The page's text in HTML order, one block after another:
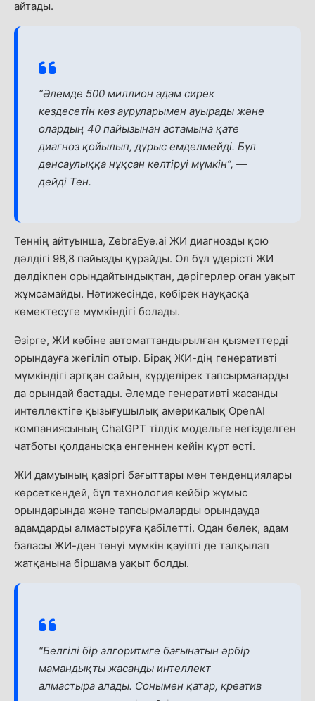
айтады.
“Әлемде 500 миллион адам сирек
кездесетін көз ауруларымен ауырады және
олардың 40 пайызынан астамына қате
диагноз қойылып, дұрыс емделмейді. Бұл
денсаулыққа нұқсан келтіруі мүмкін”, —
дейді Тен.
Теннің айтуынша, ZebraEye.ai ЖИ диагнозды қою
дәлдігі 98,8 пайызды құрайды. Ол бұл үдерісті ЖИ
дәлдікпен орындайтындықтан, дәрігерлер оған уақыт
жұмсамайды. Нәтижесінде, көбірек науқасқа
көмектесуге мүмкіндігі болады.
Әзірге, ЖИ көбіне автоматтандырылған қызметтерді
орындауға жегіліп отыр. Бірақ ЖИ-дің генеративті
мүмкіндігі артқан сайын, күрделірек тапсырмаларды
да орындай бастады. Әлемде генеративті жасанды
интеллектіге қызығушылық америкалық OpenAI
компаниясының ChatGPT тілдік модельге негізделген
чатботы қолданысқа енгеннен кейін күрт өсті.
ЖИ дамуының қазіргі бағыттары мен тенденциялары
көрсеткендей, бұл технология кейбір жұмыс
орындарында және тапсырмаларды орындауда
адамдарды алмастыруға қабілетті. Одан бөлек, адам
баласы ЖИ-ден төнуі мүмкін қауіпті де талқылап
жатқанына біршама уақыт болды.
“Белгілі бір алгоритмге бағынатын әрбір
мамандықты жасанды интеллект
алмастыра алады. Сонымен қатар, креатив